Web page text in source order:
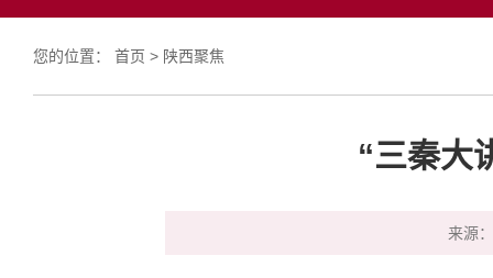
您的位置： 首页 > 陕西聚焦
“三秦大
来源